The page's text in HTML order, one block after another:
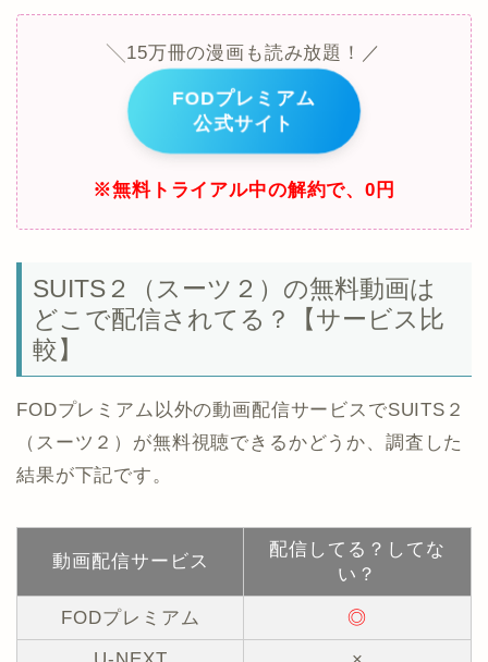
╲15万冊の漫画も読み放題！／
FODプレミアム
公式サイト
※無料トライアル中の解約で、0円
SUITS２（スーツ２）の無料動画は
どこで配信されてる？【サービス比
較】
FODプレミアム以外の動画配信サービスでSUITS２
（スーツ２）が無料視聴できるかどうか、調査した
結果が下記です。
動画配信サービス
配信してる？してな
い？
FODプレミアム
◎